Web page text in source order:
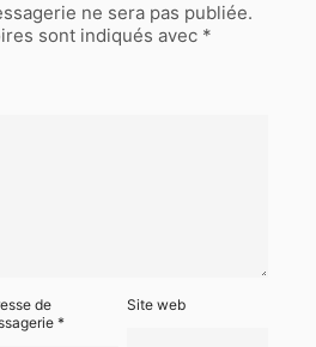
ne sera pas publiée.
sont indiqués avec *
de
*
Site web